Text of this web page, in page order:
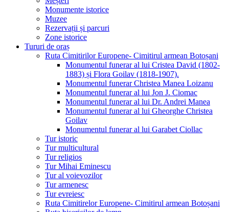
Monumente istorice
Muzee
Rezervații și parcuri
Zone istorice
Tururi de oraș
Ruta Cimitirilor Europene- Cimitirul armean Botoșani
Monumentul funerar al lui Cristea David (1802-
1883) și Flora Goilav (1818-1907).
Monumentul funerar Christea Manea Loizanu
Monumentul funerar al lui Jon J. Ciomac
Monumentul funerar al lui Dr. Andrei Manea
Monumentul funerar al lui Gheorghe Christea
Goilav
Monumentul funerar al lui Garabet Ciollac
Tur istoric
Tur multicultural
Tur religios
Tur Mihai Eminescu
Tur al voievozilor
Tur armenesc
Tur evreiesc
Ruta Cimitirelor Europene- Cimitirul armean Botoșani